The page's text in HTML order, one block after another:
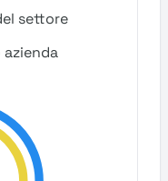
settore